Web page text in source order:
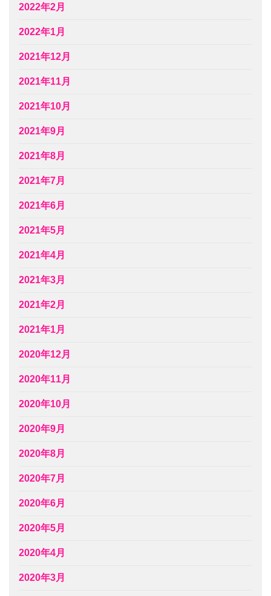
2022年2月
2022年1月
2021年12月
2021年11月
2021年10月
2021年9月
2021年8月
2021年7月
2021年6月
2021年5月
2021年4月
2021年3月
2021年2月
2021年1月
2020年12月
2020年11月
2020年10月
2020年9月
2020年8月
2020年7月
2020年6月
2020年5月
2020年4月
2020年3月